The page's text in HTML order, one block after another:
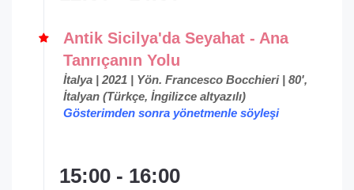
Antik Sicilya'da Seyahat - Ana
Tanrıçanın Yolu
İtalya | 2021 | Yön. Francesco Bocchieri | 80',
İtalyan (Türkçe, İngilizce altyazılı)
Gösterimden sonra yönetmenle söyleşi
15:00 - 16:00